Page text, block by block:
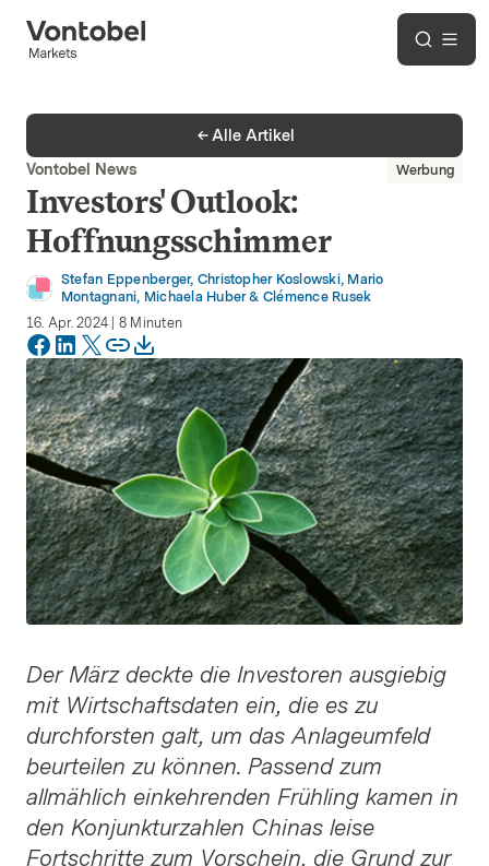
Alle Artikel
Vontobel News
Werbung
Investors' Outlook:
Hoffnungsschimmer
Stefan Eppenberger, Christopher Koslowski, Mario
Montagnani, Michaela Huber & Clémence Rusek
16. Apr. 2024
8 Minuten
Der März deckte die Investoren ausgiebig
mit Wirtschaftsdaten ein, die es zu
durchforsten galt, um das Anlageumfeld
beurteilen zu können. Passend zum
allmählich einkehrenden Frühling kamen in
den Konjunkturzahlen Chinas leise
Fortschritte zum Vorschein, die Grund zur